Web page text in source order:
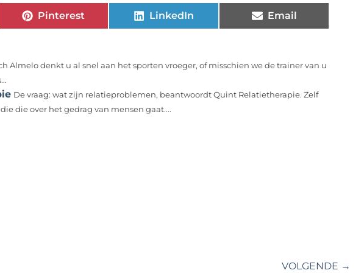
Pinterest LinkedIn Email
Almelo denkt u al snel aan het sporten vroeger, of misschien we de trainer van u
De vraag: wat zijn relatieproblemen, beantwoordt Quint Relatietherapie. Zelf
die over het gedrag van mensen gaat....
VOLGENDE →